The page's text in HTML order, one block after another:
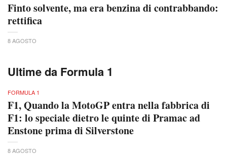
Finto solvente, ma era benzina di contrabbando:
rettifica
8 AGOSTO
Ultime da Formula 1
FORMULA 1
F1, Quando la MotoGP entra nella fabbrica di
F1: lo speciale dietro le quinte di Pramac ad
Enstone prima di Silverstone
8 AGOSTO